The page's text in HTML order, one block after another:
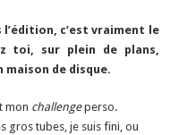
l’édition, c’est vraiment le
toi, sur plein de plans,
de disque.
mon challengeperso.
gros tubes, je suis fini, ou